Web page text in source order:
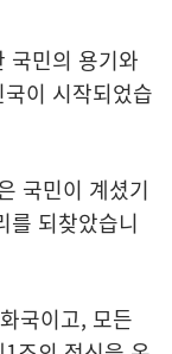
국민의 용기와
이 시작되었습
국민이 계셨기
를 되찾았습니
국이고, 모든